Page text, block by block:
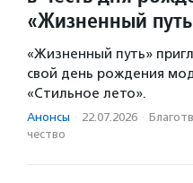
«Жизненный
«Жизненный путь»
свой день рождения
«Стильное лето».
Анонсы · 22.07.2026 ·
чест­во